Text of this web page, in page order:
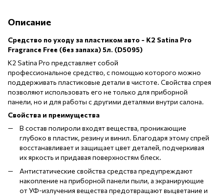
Описание
Средство по уходу за пластиком авто - K2 Satina Pro
Fragrance Free (без запаха) 5л. (D5095)
K2 Satina Pro представляет собой
профессиональное средство, с помощью которого можно
поддерживать пластиковые детали в чистоте. Свойства спрея
позволяют использовать его не только для приборной
панели, но и для работы с другими деталями внутри салона.
Свойства и преимущества
В состав полироли входят вещества, проникающие
глубоко в пластик, резину и винил. Благодаря этому спрей
восстанавливает и защищает цвет деталей, подчеркивая
их яркость и придавая поверхностям блеск.
Антистатические свойства средства предупреждают
накопление на приборной панели пыли, а экранирующие
от УФ-излучения вещества предотвращают выцветание и